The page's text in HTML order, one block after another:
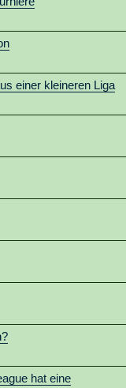
einer kleineren Liga
hat eine